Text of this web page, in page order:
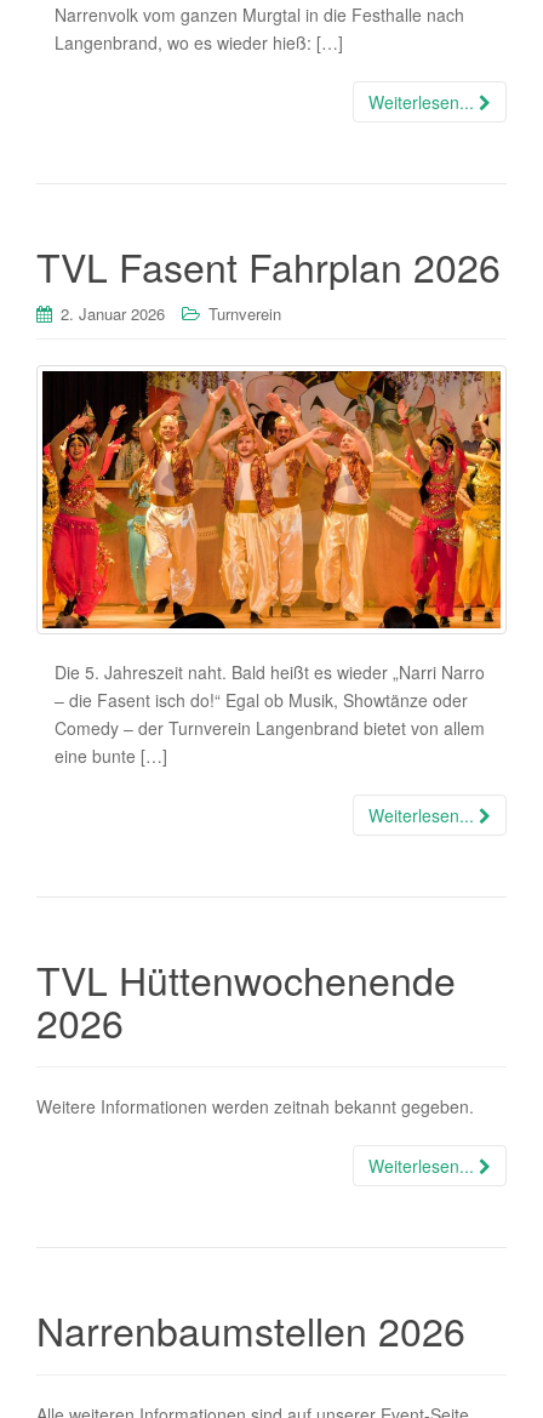
Narrenvolk vom ganzen Murgtal in die Festhalle nach
Langenbrand, wo es wieder hieß: […]
Weiterlesen...
TVL Fasent Fahrplan 2026
2. Januar 2026 Turnverein
Die 5. Jahreszeit naht. Bald heißt es wieder „Narri Narro
– die Fasent isch do!“ Egal ob Musik, Showtänze oder
Comedy – der Turnverein Langenbrand bietet von allem
eine bunte […]
Weiterlesen...
TVL Hüttenwochenende
2026
Weitere Informationen werden zeitnah bekannt gegeben.
Weiterlesen...
Narrenbaumstellen 2026